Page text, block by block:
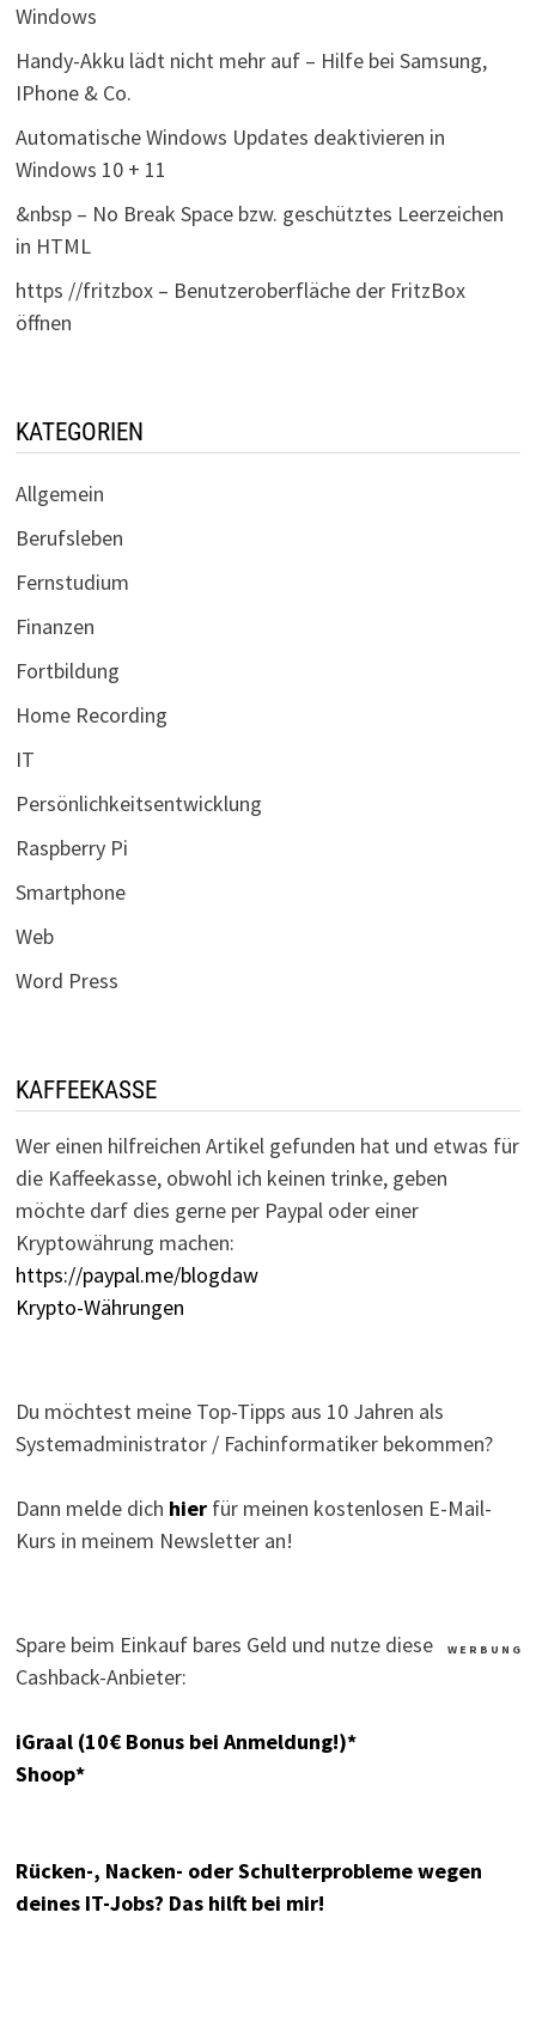
Windows
Handy-Akku lädt nicht mehr auf – Hilfe bei Samsung,
IPhone & Co.
Automatische Windows Updates deaktivieren in
Windows 10 + 11
&nbsp – No Break Space bzw. geschütztes Leerzeichen
in HTML
https //fritzbox – Benutzeroberfläche der FritzBox
öffnen
KATEGORIEN
Allgemein
Berufsleben
Fernstudium
Finanzen
Fortbildung
Home Recording
IT
Persönlichkeitsentwicklung
Raspberry Pi
Smartphone
Web
Word Press
KAFFEEKASSE
Wer einen hilfreichen Artikel gefunden hat und etwas für
die Kaffeekasse, obwohl ich keinen trinke, geben
möchte darf dies gerne per Paypal oder einer
Kryptowährung machen:
https://paypal.me/blogdaw
Krypto-Währungen
Du möchtest meine Top-Tipps aus 10 Jahren als
Systemadministrator / Fachinformatiker bekommen?
Dann melde dich hierfür meinen kostenlosen E-Mail-
Kurs in meinem Newsletter an!
W E R B U N G
Spare beim Einkauf bares Geld und nutze diese
Cashback-Anbieter:
iGraal (10€ Bonus bei Anmeldung!)*
Shoop*
Rücken-, Nacken- oder Schulterprobleme wegen
deines IT-Jobs? Das hilft bei mir!